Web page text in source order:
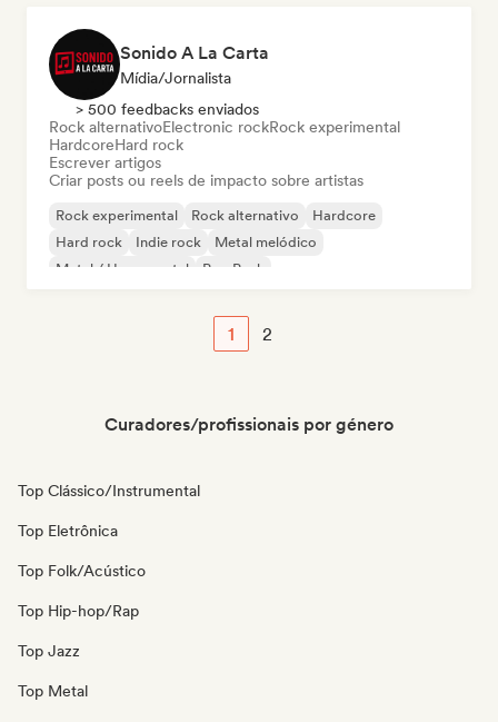
Sonido A La Carta
Mídia/Jornalista
> 500 feedbacks enviados
Rock alternativoElectronic rockRock experimental
HardcoreHard rock
Escrever artigos
Criar posts ou reels de impacto sobre artistas
Rock experimental Rock alternativo
Hardcore
Hard rock
Indie rock
Metal melódico
Metal / Heavy metal
Pop Punk
1 2
Curadores/profissionais por género
Top Clássico/Instrumental
Top Eletrônica
Top Folk/Acústico
Top Hip-hop/Rap
Top Jazz
Top Metal